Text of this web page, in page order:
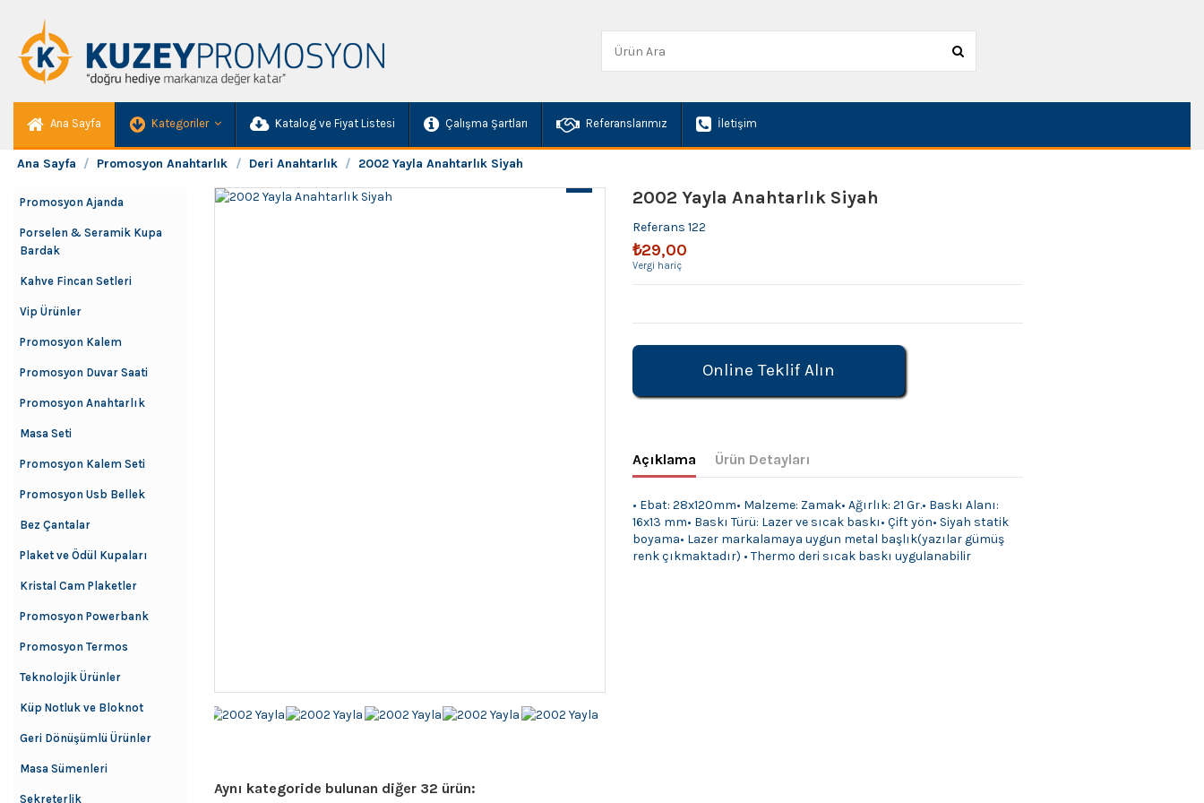
Ana Sayfa Kategoriler Katalog ve Fiyat Listesi Çalışma Şartları Referanslarımız İletişim
Ana Sayfa Promosyon Anahtarlık Deri Anahtarlık 2002 Yayla Anahtarlık Siyah
2002 Yayla Anahtarlık Siyah
Referans 122
₺29,00
Vergi hariç
Online Teklif Alın
Açıklama Ürün Detayları
• Ebat: 28x120mm• Malzeme: Zamak• Ağırlık: 21 Gr.• Baskı Alanı:
16x13 mm• Baskı Türü: Lazer ve sıcak baskı• Çift yön• Siyah statik
boyama• Lazer markalamaya uygun metal başlık(yazılar gümüş
renk çıkmaktadır) • Thermo deri sıcak baskı uygulanabilir
Aynı kategoride bulunan diğer 32 ürün:
Promosyon Ajanda
Porselen & Seramik Kupa
Bardak
Kahve Fincan Setleri
Vip Ürünler
Promosyon Kalem
Promosyon Duvar Saati
Promosyon Anahtarlık
Masa Seti
Promosyon Kalem Seti
Promosyon Usb Bellek
Bez Çantalar
Plaket ve Ödül Kupaları
Kristal Cam Plaketler
Promosyon Powerbank
Promosyon Termos
Teknolojik Ürünler
Küp Notluk ve Bloknot
Geri Dönüşümlü Ürünler
Masa Sümenleri
Sekreterlik